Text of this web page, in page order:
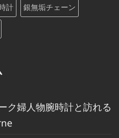
計 銀無垢チェーン
ク婦人物腕時計と訪れる